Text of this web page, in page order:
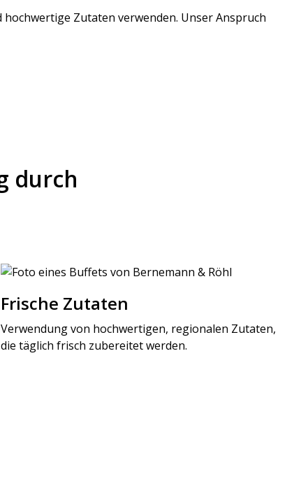
Zutaten verwenden. Unser Anspruch
durch
Frische Zutaten
Verwendung von hochwertigen, regionalen Zutaten,
die täglich frisch zubereitet werden.